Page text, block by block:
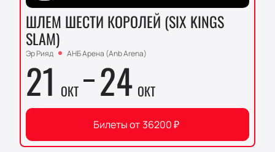
ШЛЕМ ШЕСТИ КОРОЛЕЙ (SIX KINGS
SLAM)
Эр Рияд АНБ Арена (Anb Arena)
21 ОКТ 24 ОКТ
Билеты от36200₽